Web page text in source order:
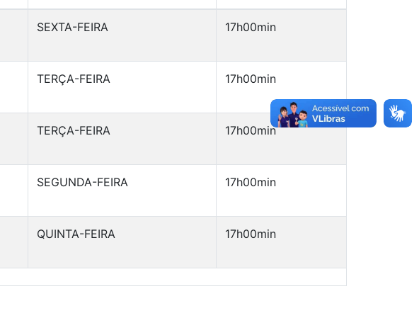
SEXTA-FEIRA 17h00min
TERÇA-FEIRA 17h00min
TERÇA-FEIRA 17h00min
SEGUNDA-FEIRA 17h00min
QUINTA-FEIRA 17h00min